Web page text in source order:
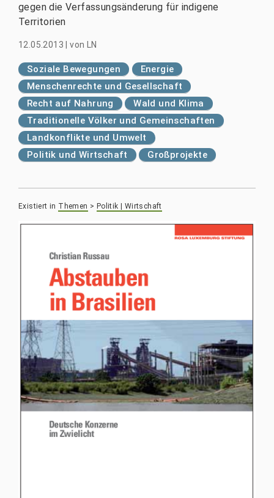
gegen die Verfassungsänderung für indigene
Territorien
12.05.2013 |von LN
Soziale Bewegungen
Energie
Menschenrechte und Gesellschaft
Recht auf Nahrung
Wald und Klima
Traditionelle Völker und Gemeinschaften
Landkonflikte und Umwelt
Politik und Wirtschaft
Großprojekte
Existiert in Themen > Politik | Wirtschaft